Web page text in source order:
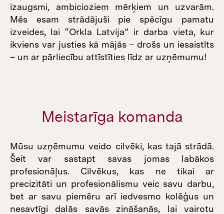
izaugsmi, ambicioziem mērķiem un uzvarām.
Mēs esam strādājuši pie spēcīgu pamatu
izveides, lai “Orkla Latvija” ir darba vieta, kur
ikviens var justies kā mājās – drošs un iesaistīts
– un ar pārliecību attīstīties līdz ar uzņēmumu!
Meistarīga komanda
Mūsu uzņēmumu veido cilvēki, kas tajā strādā.
Šeit var sastapt savas jomas labākos
profesionāļus. Cilvēkus, kas ne tikai ar
precizitāti un profesionālismu veic savu darbu,
bet ar savu piemēru arī iedvesmo kolēģus un
nesavtīgi dalās savās zināšanās, lai vairotu